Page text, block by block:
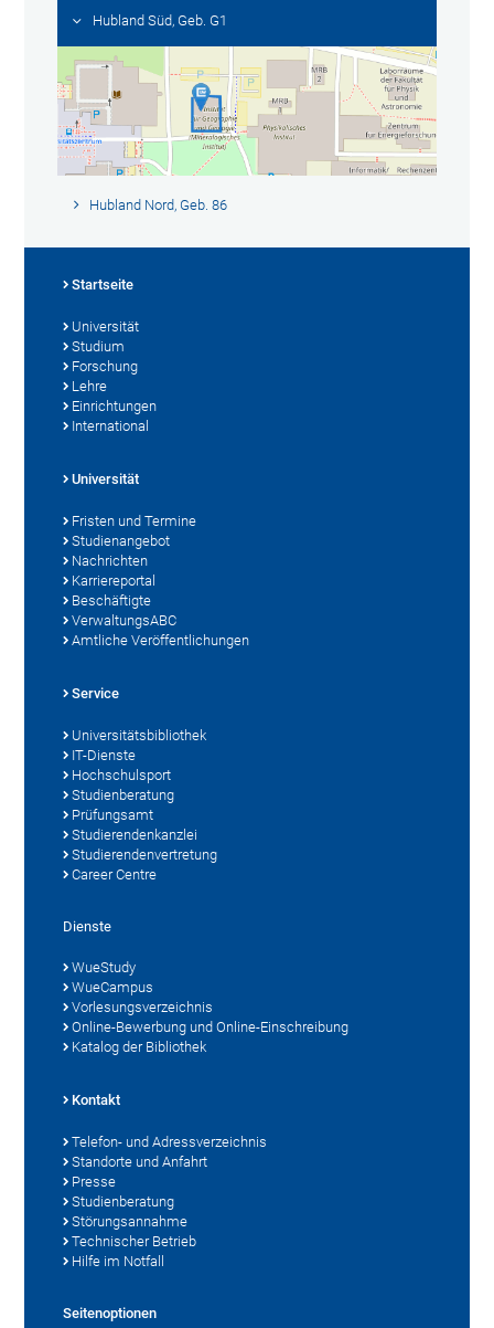
Hubland Süd, Geb. G1
Hubland Nord, Geb. 86
Startseite
Universität
Studium
Forschung
Lehre
Einrichtungen
International
Universität
Fristen und Termine
Studienangebot
Nachrichten
Karriereportal
Beschäftigte
VerwaltungsABC
Amtliche Veröffentlichungen
Service
Universitätsbibliothek
IT-Dienste
Hochschulsport
Studienberatung
Prüfungsamt
Studierendenkanzlei
Studierendenvertretung
Career Centre
Dienste
WueStudy
WueCampus
Vorlesungsverzeichnis
Online-Bewerbung und Online-Einschreibung
Katalog der Bibliothek
Kontakt
Telefon- und Adressverzeichnis
Standorte und Anfahrt
Presse
Studienberatung
Störungsannahme
Technischer Betrieb
Hilfe im Notfall
Seitenoptionen